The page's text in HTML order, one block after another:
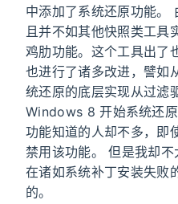
中添加了系统还原功能。
且并不如其他快照类工具
鸡肋功能。这个工具出了
也进行了诸多改进，譬
统还原的底层实现从过滤
Windows 8 开始系统还
功能知道的人却不多，即
禁用该功能。 但是我却
在诸如系统补丁安装失败
的。